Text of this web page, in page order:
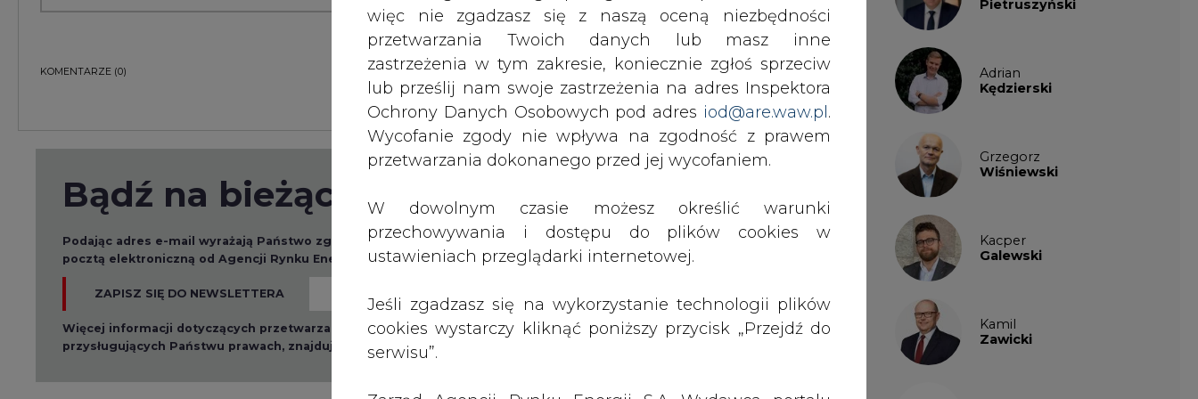
więc nie zgadzasz się z naszą oceną niezbędności
przetwarzania Twoich danych lub masz inne
zastrzeżenia w tym zakresie, koniecznie zgłoś sprzeciw
lub prześlij nam swoje zastrzeżenia na adres Inspektora
Ochrony Danych Osobowych pod adres iod@are.waw.pl .
Wycofanie zgody nie wpływa na zgodność z prawem
przetwarzania dokonanego przed jej wycofaniem.
W dowolnym czasie możesz określić warunki
przechowywania i dostępu do plików cookies w
ustawieniach przeglądarki internetowej.
Jeśli zgadzasz się na wykorzystanie technologii plików
cookies wystarczy kliknąć poniższy przycisk „Przejdź do
serwisu”.
Podając adres e-mail wyrażają Państwo zgodę na otrzymywanie treści marketingowych w postaci newslettera
pocztą elektroniczną od Agencji Rynku Energii S.A z siedzibą w Warszawie.
ZAPISZ SIĘ DO NEWSLETTERA
Więcej informacji dotyczących przetwarzania przez nas Państwa danych osobowych, w tym informacje o
polityce prywatności.